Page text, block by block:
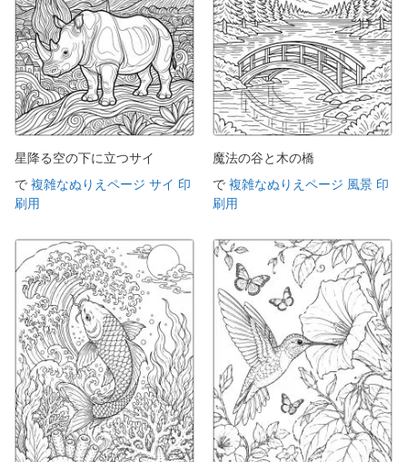
星降る空の下に立つサイ
で 複雑なぬりえページ サイ 印
刷用
魔法の谷と木の橋
で 複雑なぬりえページ 風景 印
刷用